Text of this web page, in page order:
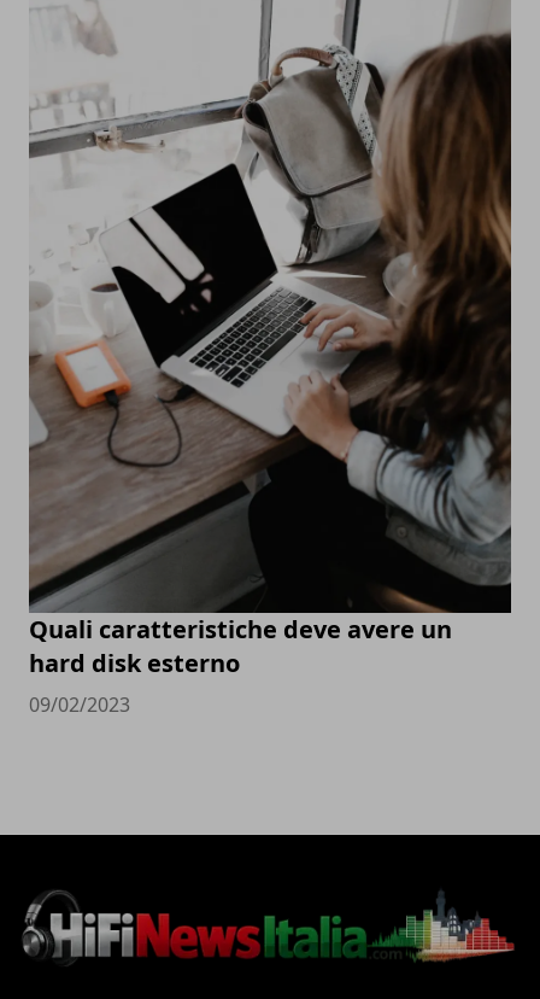
Quali caratteristiche deve avere un
hard disk esterno
09/02/2023